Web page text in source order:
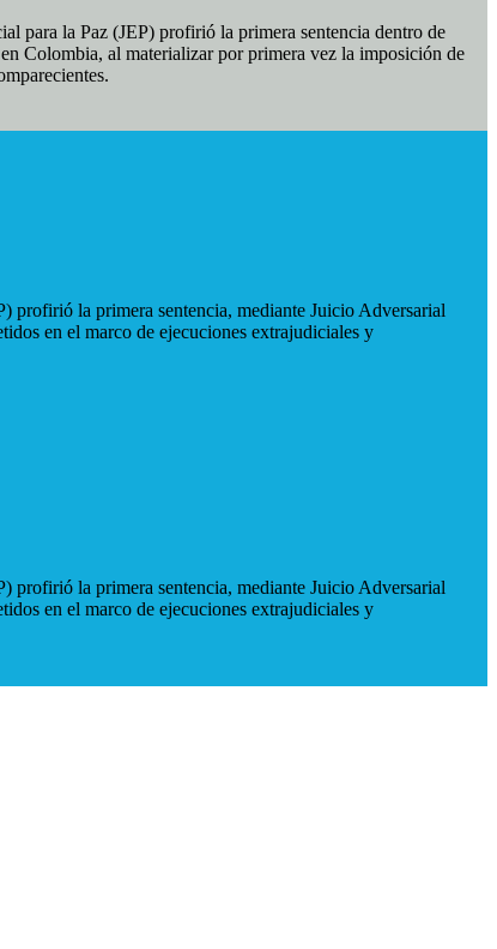
para la Paz (JEP) profirió la primera sentencia dentro de
Colombia, al materializar por primera vez la imposición de
profirió la primera sentencia, mediante Juicio Adversarial
en el marco de ejecuciones extrajudiciales y
profirió la primera sentencia, mediante Juicio Adversarial
en el marco de ejecuciones extrajudiciales y